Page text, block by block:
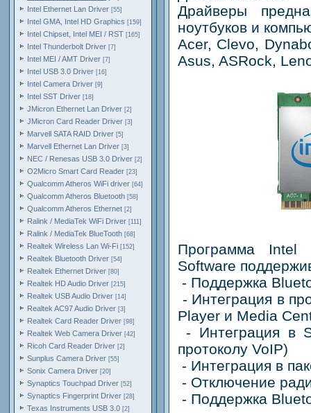
Intel Ethernet Lan Driver [55]
Intel GMA, Intel HD Graphics [159]
Intel Chipset, Intel MEI / RST [165]
Intel Thunderbolt Driver [7]
Intel MEI / AMT Driver [7]
Intel USB 3.0 Driver [16]
Intel Camera Driver [9]
Intel SST Driver [18]
JMicron Ethernet Lan Driver [2]
JMicron Card Reader Driver [3]
Marvell SATA RAID Driver [5]
Marvell Ethernet Lan Driver [3]
NEC / Renesas USB 3.0 Driver [2]
O2Micro Smart Card Reader [23]
Qualcomm Atheros WiFi driver [64]
Qualcomm Atheros Bluetooth [58]
Qualcomm Atheros Ethernet [2]
Ralink / MediaTek WiFi Driver [111]
Ralink / MediaTek BlueTooth [68]
Realtek Wireless Lan Wi-Fi [152]
Realtek Bluetooth Driver [54]
Realtek Ethernet Driver [80]
Realtek HD Audio Driver [215]
Realtek USB Audio Driver [14]
Realtek AC97 Audio Driver [3]
Realtek Card Reader Driver [98]
Realtek Web Camera Driver [42]
Ricoh Card Reader Driver [2]
Sunplus Camera Driver [55]
Sonix Camera Driver [20]
Synaptics Touchpad Driver [52]
Synaptics Fingerprint Driver [28]
Texas Instruments USB 3.0 [2]
Драйверы
ноутбуков и
Acer, Clevo,
Asus, ASRock,
Программа Intel
Software
- Поддержка
- Интеграция в
Player и Media
- Интеграция в
протоколу VoIP)
- Интеграция в
- Отключение
- Поддержка